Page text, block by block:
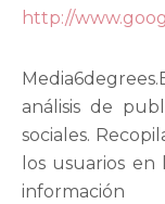
http://
análisis de
sociales.
los usuarios